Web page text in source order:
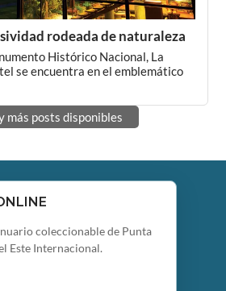
rodeada de naturaleza
Histórico Nacional, La
se encuentra en el emblemático
más posts disponibles
coleccionable de Punta
Este Internacional.